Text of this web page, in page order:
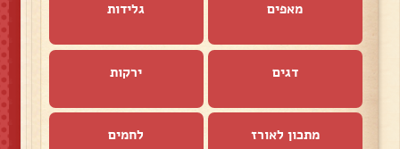
מאפים גלידות
דגים ירקות
מתכון לאורז לחמים